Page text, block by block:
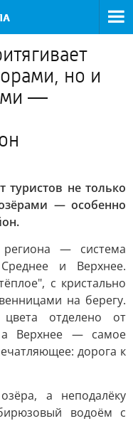
но и
—
туристов не только
— особенно
— система
и Верхнее.
с кристально
на берегу.
отделено от
Верхнее — самое
дорога к
а неподалёку
водоём с